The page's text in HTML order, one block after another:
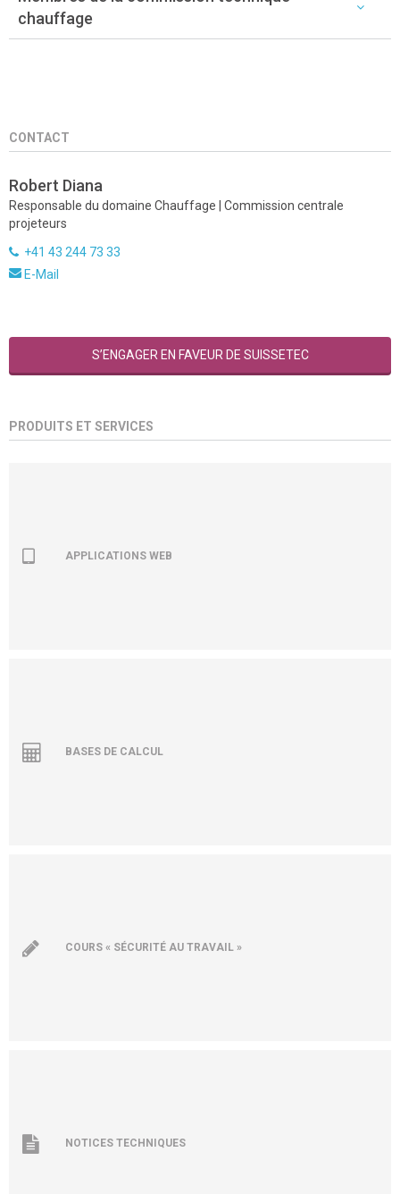
chauffage
CONTACT
Robert Diana
Responsable du domaine Chauffage | Commission centrale
projeteurs
+41 43 244 73 33
E-Mail
S’ENGAGER EN FAVEUR DE SUISSETEC
PRODUITS ET SERVICES
APPLICATIONS WEB
BASES DE CALCUL
COURS « SÉCURITÉ AU TRAVAIL »
NOTICES TECHNIQUES